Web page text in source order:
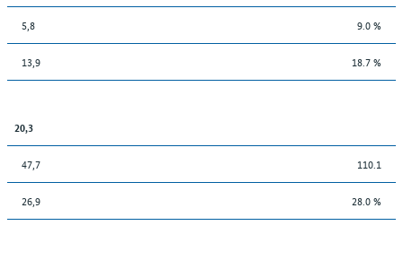
5,8 9.0 %
13,9 18.7 %
20,3
47,7 110.1
26,9 28.0 %